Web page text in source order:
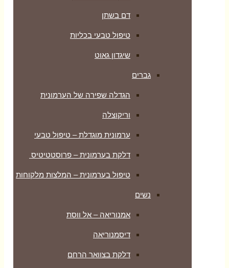
דם בשתן
טיפול טבעי בכליות
שיגדון גאוט
גברים
הגדלה שפירה של הערמונית
וריקוצלה
ערמונית מוגדלת – טיפול טבעי
דלקת בערמונית – פרוסטטיטיס
טיפול בערמונית – המלצות מלקוחות
נשים
אמנוריאה – אל ווסת
דיסמנוריאה
דלקת בצוואר הרחם